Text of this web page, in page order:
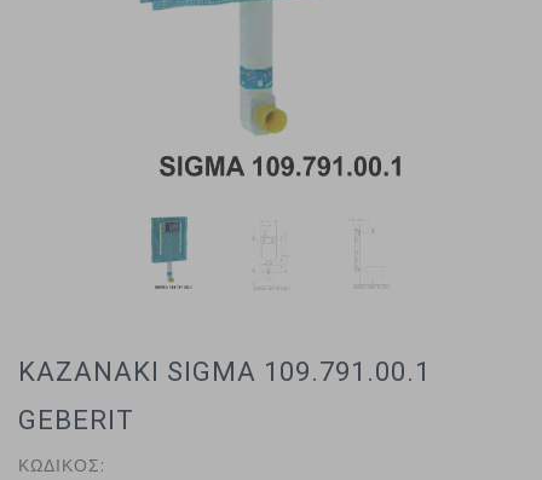
KAZANAKI SIGMA 109.791.00.1
GEBERIT
ΚΩΔΙΚΟΣ: